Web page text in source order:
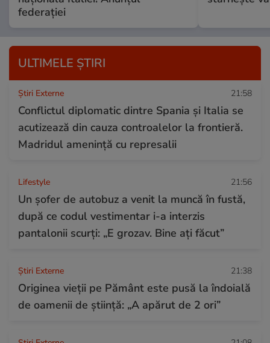
federației
ULTIMELE ȘTIRI
Știri Externe 21:58
Conflictul diplomatic dintre Spania și Italia se
acutizează din cauza controalelor la frontieră.
Madridul amenință cu represalii
Lifestyle 21:56
Un șofer de autobuz a venit la muncă în fustă,
după ce codul vestimentar i-a interzis
pantalonii scurți: „E grozav. Bine ați făcut”
Știri Externe 21:38
Originea vieții pe Pământ este pusă la îndoială
de oamenii de știință: „A apărut de 2 ori”